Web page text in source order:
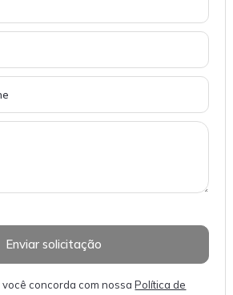
concorda com nossaPolítica de